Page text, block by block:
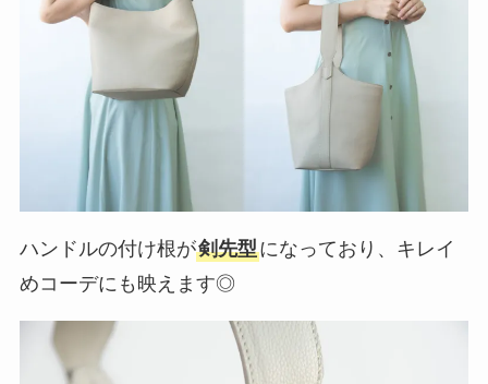
ハンドルの付け根が剣先型になっており、キレイ
めコーデにも映えます◎